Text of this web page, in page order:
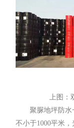
上图
聚脲地坪防水一
不小于1000平米